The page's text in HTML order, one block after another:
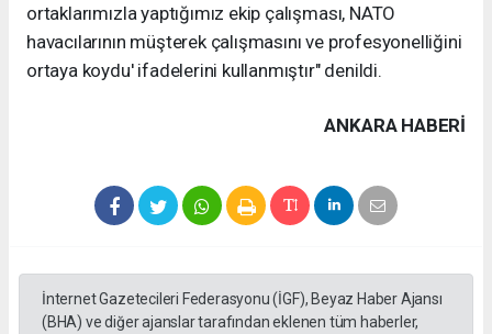
ortaklarımızla yaptığımız ekip çalışması, NATO
havacılarının müşterek çalışmasını ve profesyonelliğini
ortaya koydu' ifadelerini kullanmıştır" denildi.
ANKARA HABERİ
İnternet Gazetecileri Federasyonu (İGF), Beyaz Haber Ajansı
(BHA) ve diğer ajanslar tarafından eklenen tüm haberler,